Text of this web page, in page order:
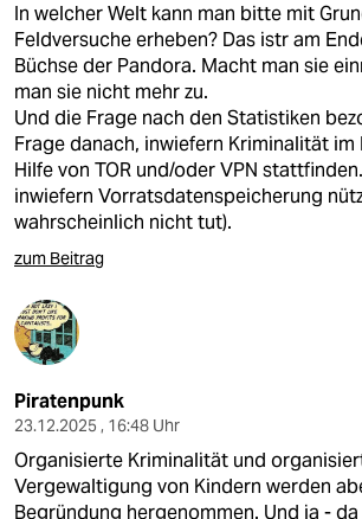
In welcher Welt kann man bitte mit
Feldversuche erheben? Das istr am
Büchse der Pandora. Macht man sie
man sie nicht mehr zu.
Und die Frage nach den Statistiken
Frage danach, inwiefern Kriminalität
Hilfe von TOR und/oder VPN
inwiefern Vorratsdatenspeicherung
wahrscheinlich nicht tut).
zum Beitrag
Piratenpunk
23.12.2025 , 16:48 Uhr
Organisierte Kriminalität und
Vergewaltigung von Kindern werden
Begründung hergenommen. Und ja -